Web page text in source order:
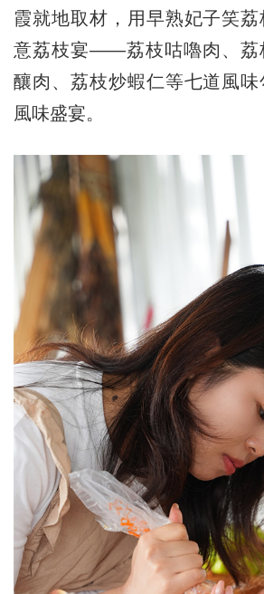
霞就地取材，用早熟妃子笑荔
意荔枝宴——荔枝咕嚕肉、荔
釀肉、荔枝炒蝦仁等七道風
風味盛宴。